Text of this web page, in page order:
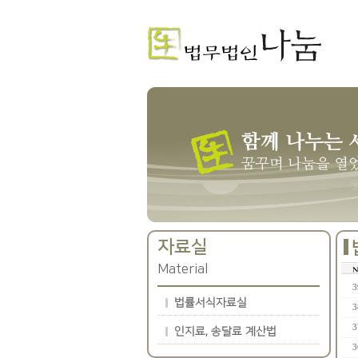
자료실
Material
법률서식자료실
인지료, 송달료 계산법